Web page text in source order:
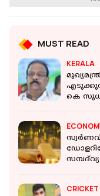
MUST READ
KERALA
കെ
CRICKET